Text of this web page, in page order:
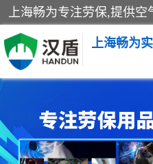
上海畅为
安全帽
手部防护